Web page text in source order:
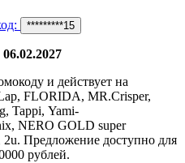
*********15
и действует на
FLORIDA, MR.Crisper,
Tappi, Yami-
NERO GOLD super
Предложение доступно для
рублей.